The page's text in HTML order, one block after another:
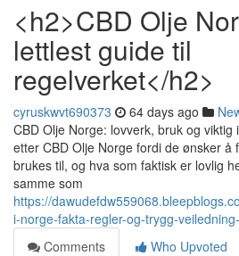
<h2>CBD Olje
lettlest guide til
regelverket</h2>
cyruskwvt690373 64 days ago
CBD Olje Norge: lovverk, bruk og
etter CBD Olje Norge fordi de ønsker å
brukes til, og hva som faktisk er lovlig
samme som
https://
i-norge-fakta-regler-og-trygg-
Comments
Who Upvoted